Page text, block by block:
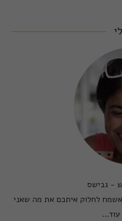
- גבישס
לחלוק איתכם את מה שאני